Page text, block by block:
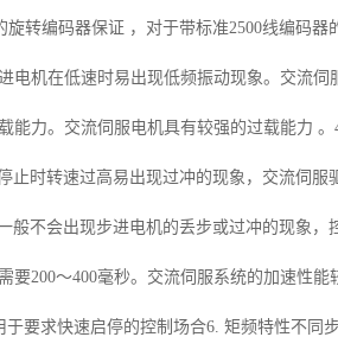
转编码器保证 ，对于带标准2500线编码器
电机在低速时易出现低频振动现象。交流伺
力。交流伺服电机具有较强的过载能力 。
时转速过高易出现过冲的现象，交流伺服
不会出现步进电机的丢步或过冲的现象，
200～400毫秒。交流伺服系统的加速性能
要求快速启停的控制场合6. 矩频特性不同